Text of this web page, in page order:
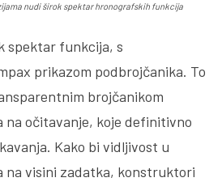
nudi širok spektar hronografskih funkcija
spektar funkcija, s
prikazom podbrojčanika. To
brojčanikom
na očitavanje, koje definitivno
Kako bi vidljivost u
na visini zadatka, konstruktori